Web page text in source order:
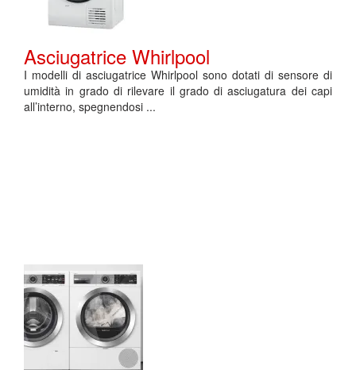
Asciugatrice Whirlpool
I modelli di asciugatrice Whirlpool sono dotati di sensore di
umidità in grado di rilevare il grado di asciugatura dei capi
all’interno, spegnendosi ...